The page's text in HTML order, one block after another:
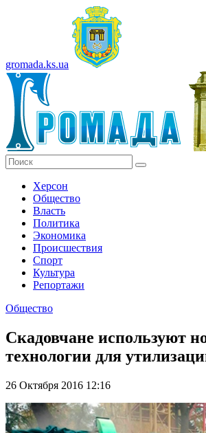
gromada.ks.ua
Херсон
Общество
Власть
Политика
Экономика
Происшествия
Спорт
Культура
Репортажи
Общество
Скадовчане используют
технологии для
26 Октября 2016 12:16